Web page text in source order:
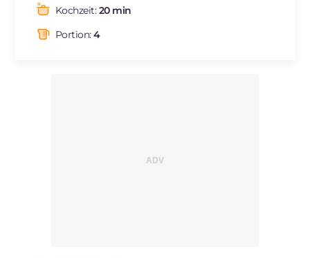
NL
Kochzeit:20 min
Portion:4